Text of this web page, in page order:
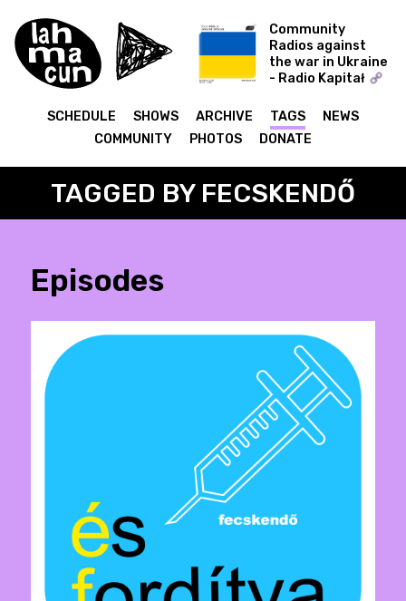
Community
Radios against
the war in Ukraine
- Radio Kapitał
Ukraine Special
SCHEDULE SHOWS ARCHIVE TAGS
NEWS
COMMUNITY
PHOTOS DONATE
TAGGED BY FECSKENDŐ
Episodes